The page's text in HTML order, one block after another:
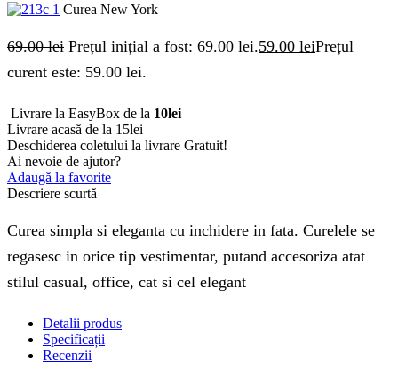
Curea New York
69.00lei Prețul inițial a fost: 69.00 lei.59.00 leiPrețul
curent este: 59.00 lei.
Livrare la EasyBox de la 10lei
Livrare acasă de la 15lei
Deschiderea coletului la livrare Gratuit!
Ai nevoie de ajutor?
Adaugă la favorite
Descriere scurtă
Curea simpla si eleganta cu inchidere in fata. Curelele se
regasesc in orice tip vestimentar, putand accesoriza atat
stilul casual, office, cat si cel elegant
Detalii produs
Specificații
Recenzii